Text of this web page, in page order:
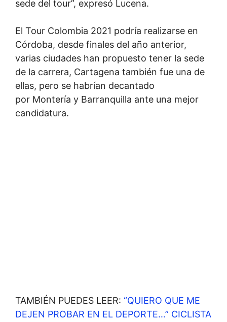
sede del tour”, expresó Lucena.
El Tour Colombia 2021 podría realizarse en
Córdoba, desde finales del año anterior,
varias ciudades han propuesto tener la sede
de la carrera, Cartagena también fue una de
ellas, pero se habrían decantado
por Montería y Barranquilla ante una mejor
candidatura.
TAMBIÉN PUEDES LEER: “QUIERO QUE ME
DEJEN PROBAR EN EL DEPORTE…” CICLISTA